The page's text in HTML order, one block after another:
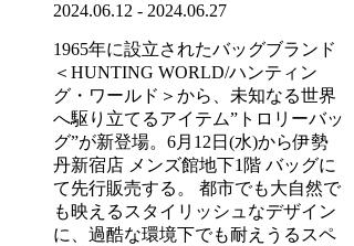
2024.06.12 - 2024.06.27
1965年に設立されたバッグブランド
＜HUNTING WORLD/ハンティン
グ・ワールド＞から、未知なる世界
へ駆り立てるアイテム”トロリーバッ
グ”が新登場。6月12日(水)から伊勢
丹新宿店 メンズ館地下1階 バッグに
て先行販売する。 都市でも大自然で
も映えるスタイリッシュなデザイン
に、過酷な環境下でも耐えうるスペ